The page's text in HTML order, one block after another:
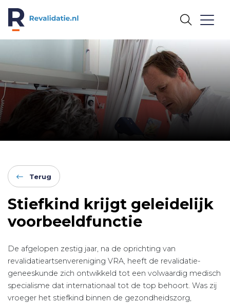
REVALIDATIE.NL
Terug
Stiefkind krijgt geleidelijk
voorbeeldfunctie
De afgelopen zestig jaar, na de oprichting van
revalidatieartsenvereniging VRA, heeft de revalidatie-
geneeskunde zich ontwikkeld tot een volwaardig medisch
specialisme dat internationaal tot de top behoort. Was zij
vroeger het stiefkind binnen de gezondheidszorg,